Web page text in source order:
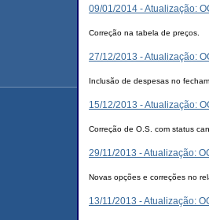
09/01/2014 - Atualização:
Correção na tabela de preços.
27/12/2013 - Atualização:
Inclusão de despesas no
15/12/2013 - Atualização:
Correção de O.S. com status
29/11/2013 - Atualização:
Novas opções e correções no
13/11/2013 - Atualização: